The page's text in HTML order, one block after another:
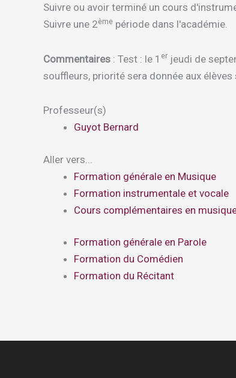
Suivre ou avoir terminé un cours
Suivre une 2ème période dans l'académie.
Commentaires : Test : le 1 er jeudi de
souffleurs, priorité sera donnée aux
Professeur(s)
Guyot Bernard
Aller vers...
Formation générale en Musique
Formation instrumentale et vocale
Cours complémentaires en
Formation générale en Parole
Formation du Comédien
Formation du Récitant